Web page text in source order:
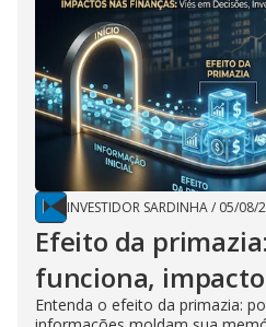
INVESTIDOR SARDINHA/ 05/08/
Efeito da
funciona,
Entenda o efeito da primazia: